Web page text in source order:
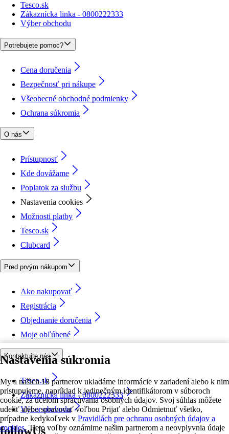
Nastavenia súkromia
My a našich 18 partnerov ukladáme informácie v zariadení alebo k nim
pristupujeme, napríklad k jedinečným identifikátorom v súboroch
cookie, za účelom spracúvania osobných údajov. Svoj súhlas môžete
udeliť alebo spravovať voľbou Prijať alebo Odmietnuť všetko,
prípadne kedykoľvek v Pravidlách pre ochranu osobných údajov a
cookies. Tieto voľby oznámime našim partnerom a neovplyvnia údaje
Tesco.sk
Zákaznícka linka - 0800222333
Výber obchodu
Potrebujete pomoc?
Cena doručenia
Bezpečnosť pri nákupe
Všeobecné obchodné podmienky
Ochrana súkromia
O nás
Prístupnosť
Kde dovážame
Poplatok za službu
Nastavenia cookies
Možnosti platby
Tesco.sk
Clubcard
Pred prvým nákupom
Ako nakupovať
Registrácia
Objednanie doručenia
Moje obľúbené
Kontaktujte nás
Tesco.sk
Zákaznícka linka - 0800222333
Výber obchodu
followUs